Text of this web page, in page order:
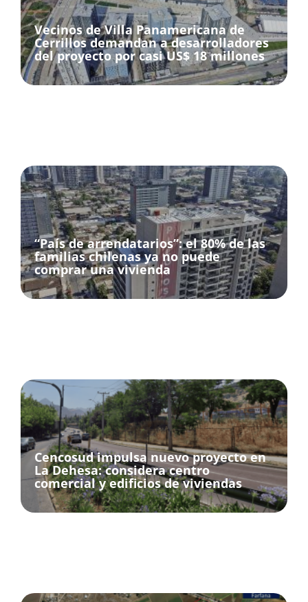
Vecinos de Villa Panamericana de
Cerrillos demandan a desarrolladores
del proyecto por casi US$ 18 millones
“País de arrendatarios”: el 80% de las
familias chilenas ya no puede
comprar una vivienda
Cencosud impulsa nuevo proyecto en
La Dehesa: considera centro
comercial y edificios de viviendas